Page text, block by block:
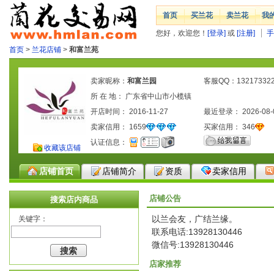
首页 买兰花 卖兰花 我
您好，欢迎您！ [登录] 或 [注册]
首页 > 兰花店铺 > 和富兰苑
收藏该店铺
卖家昵称： 和富兰园
客服QQ：
所 在 地： 广东省中山市小榄镇
开店时间： 2016-11-27
最近登录： 2026-
卖家信用： 1659 买家信用： 346
认证信息：
店铺首页 店铺简介 资质 卖家信用
搜索店内商品
关键字：
店铺公告
以兰会友，广结兰缘。
联系电话:13928130446
微信号:13928130446
店家推荐